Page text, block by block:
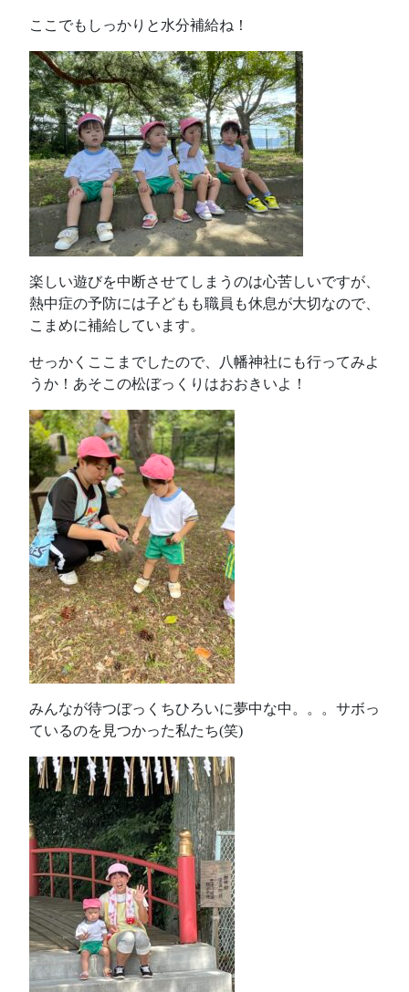
ここでもしっかりと水分補給ね！
楽しい遊びを中断させてしまうのは心苦しいですが、
熱中症の予防には子どもも職員も休息が大切なので、
こまめに補給しています。
せっかくここまでしたので、八幡神社にも行ってみよ
うか！あそこの松ぼっくりはおおきいよ！
みんなが待つぼっくちひろいに夢中な中。。。サボっ
ているのを見つかった私たち(笑)